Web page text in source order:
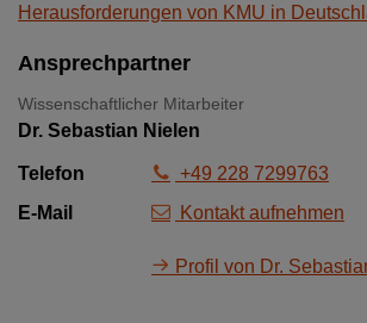
Herausforderungen von KMU in
Ansprechpartner
Wissenschaftlicher Mitarbeiter
Dr. Sebastian Nielen
Telefon
+49 228 7299763
E-Mail
Kontakt aufnehmen
Profil von Dr.